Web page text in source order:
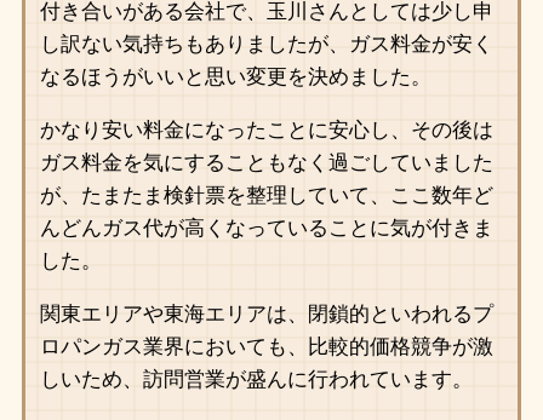
付き合いがある会社で、玉川さんとしては少し申
し訳ない気持ちもありましたが、ガス料金が安く
なるほうがいいと思い変更を決めました。
かなり安い料金になったことに安心し、その後は
ガス料金を気にすることもなく過ごしていました
が、たまたま検針票を整理していて、ここ数年ど
んどんガス代が高くなっていることに気が付きま
した。
関東エリアや東海エリアは、閉鎖的といわれるプ
ロパンガス業界においても、比較的価格競争が激
しいため、訪問営業が盛んに行われています。